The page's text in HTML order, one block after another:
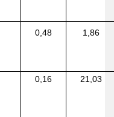
0,48 1,86
0,16 21,03